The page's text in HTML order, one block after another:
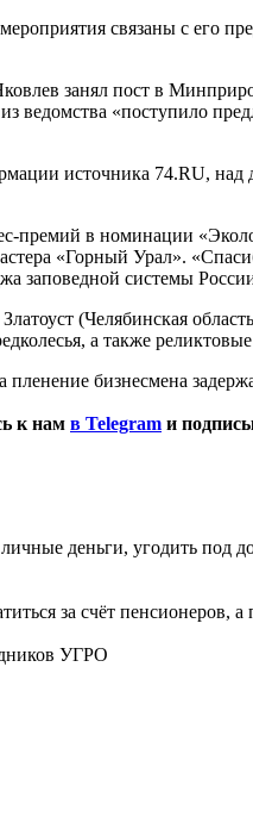
связаны с его
занял пост в
ведомства «поступило
источника 74.RU, над
в номинации
«Горный Урал».
заповедной системы
(Челябинская
а также реликтовые
пленение бизнесмена
к нам в Telegram и
личные деньги, угодить
за счёт пенсионеров,
УГРО